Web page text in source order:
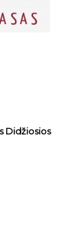
Didžiosios